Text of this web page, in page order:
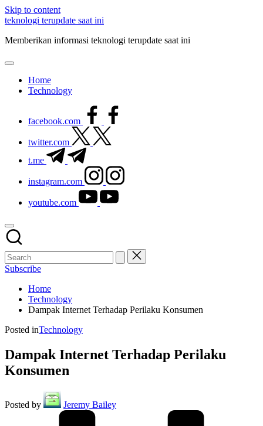
Skip to content
teknologi terupdate saat ini
Memberikan informasi teknologi terupdate saat ini
Home
Technology
facebook.com
twitter.com
t.me
instagram.com
youtube.com
Subscribe
Home
Technology
Dampak Internet Terhadap Perilaku Konsumen
Posted inTechnology
Dampak Internet Terhadap Perilaku
Konsumen
Posted by Jeremy Bailey